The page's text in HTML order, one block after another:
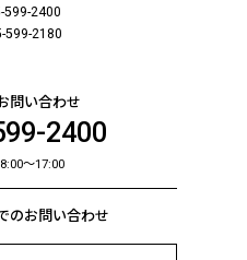
599-2400
599-2180
問い合わせ
2400
～17:00
のお問い合わせ